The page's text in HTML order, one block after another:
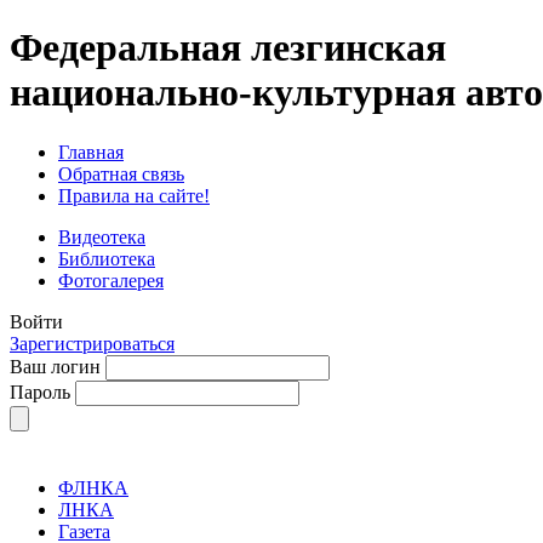
Федеральная лезгинская
национально-культурная
Главная
Обратная связь
Правила на сайте!
Видеотека
Библиотека
Фотогалерея
Войти
Зарегистрироваться
Ваш логин
Пароль
ФЛНКА
ЛНКА
Газета